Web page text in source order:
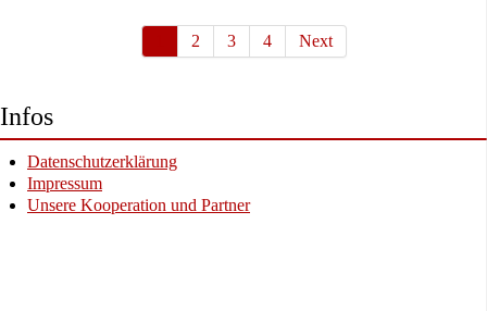
2 3 4 Next
Infos
Datenschutzerklärung
Impressum
Unsere Kooperation und Partner